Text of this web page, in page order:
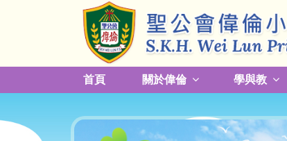
首頁 關於偉倫 學與教